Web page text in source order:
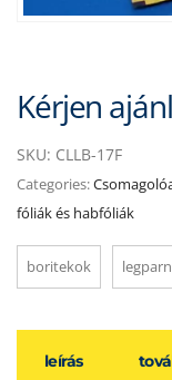
Kérjen
SKU: CLLB-17F
Categories:
fóliák és habfóliák
boritekok
leírás